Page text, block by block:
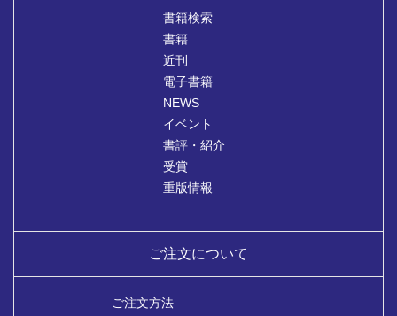
書籍検索
書籍
近刊
電子書籍
NEWS
イベント
書評・紹介
受賞
重版情報
ご注文について
ご注文方法